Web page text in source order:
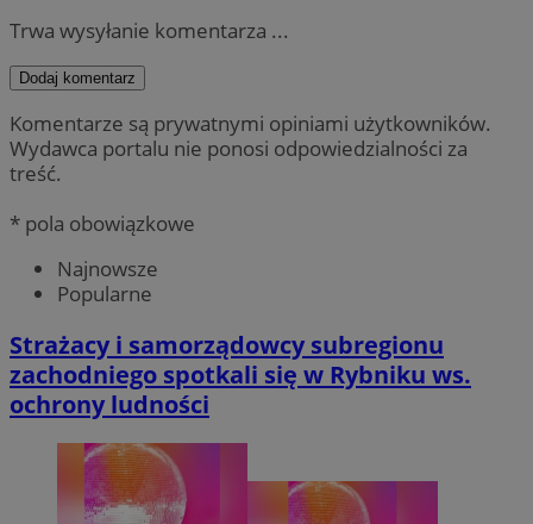
Trwa wysyłanie komentarza ...
Dodaj komentarz
Komentarze są prywatnymi opiniami użytkowników.
Wydawca portalu nie ponosi odpowiedzialności za
treść.
* pola obowiązkowe
Najnowsze
Popularne
Strażacy i samorządowcy subregionu
zachodniego spotkali się w Rybniku ws.
ochrony ludności